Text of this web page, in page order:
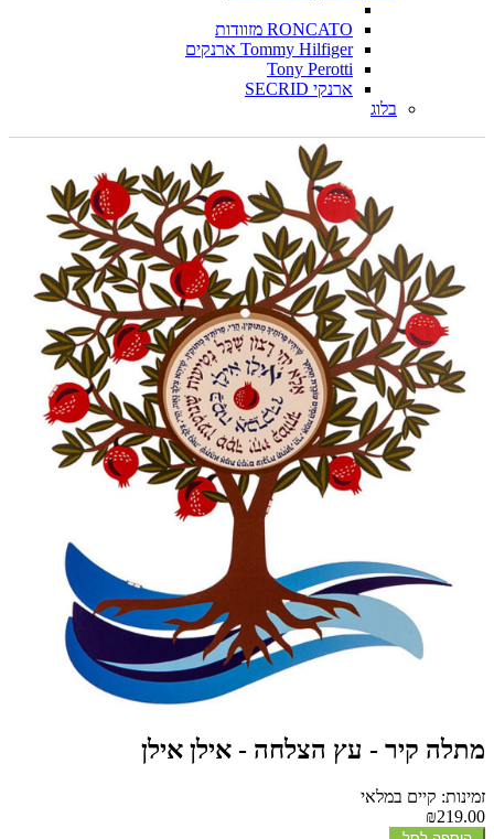
RONCATO מזוודות
Tommy Hilfiger ארנקים
Tony Perotti
ארנקי SECRID
בלוג
מתלה קיר - עץ הצלחה - אילן אילן
זמינות: קיים במלאי
₪219.00